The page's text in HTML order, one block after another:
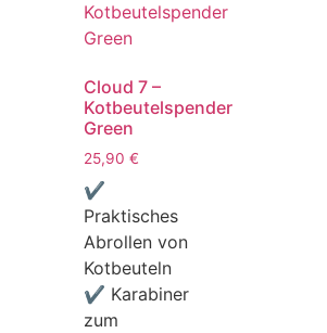
Cloud 7 –
Kotbeutelspender
Green
25,90 €
✔
Praktisches
Abrollen von
Kotbeuteln
✔ Karabiner
zum